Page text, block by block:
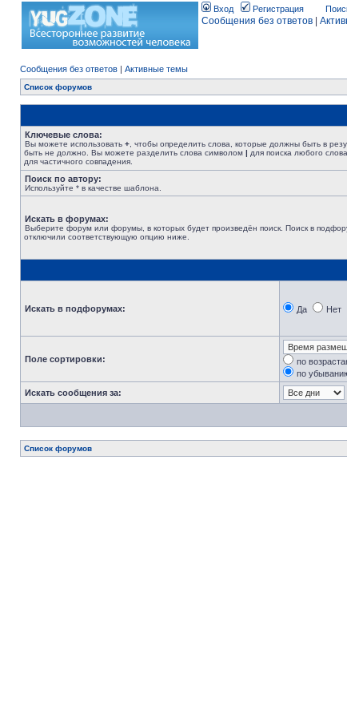
Вход Регистрация
Сообщения без ответов
Сообщения без ответов | Активные темы
Список форумов
Ключевые слова:
Вы можете использовать + , чтобы определить слова, которые должны быть в
быть не должно. Вы можете разделить слова символом | для поиска любого
для частичного совпадения.
Поиск по автору:
Используйте * в качестве шаблона.
Искать в форумах:
Выберите форум или форумы, в которых будет произведён поиск. Поиск в
отключили соответствующую опцию ниже.
Искать в подфорумах: Да Нет
Поле сортировки:
по
по
Искать сообщения за:
Список форумов